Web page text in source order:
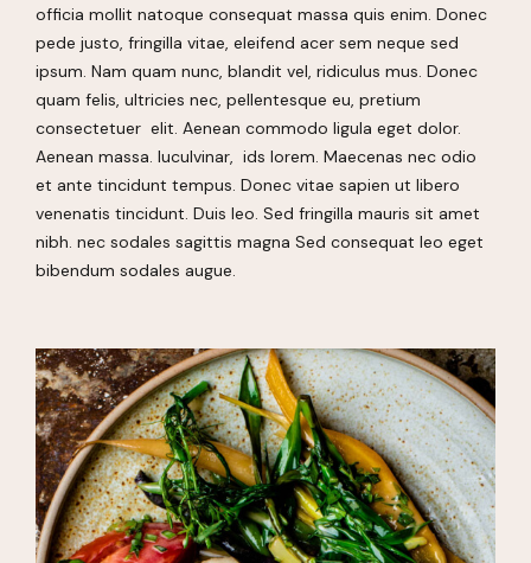
officia mollit natoque consequat massa quis enim. Donec
pede justo, fringilla vitae, eleifend acer sem neque sed
ipsum. Nam quam nunc, blandit vel, ridiculus mus. Donec
quam felis, ultricies nec, pellentesque eu, pretium
consectetuer elit. Aenean commodo ligula eget dolor.
Aenean massa. luculvinar, ids lorem. Maecenas nec odio
et ante tincidunt tempus. Donec vitae sapien ut libero
venenatis tincidunt. Duis leo. Sed fringilla mauris sit amet
nibh. nec sodales sagittis magna Sed consequat leo eget
bibendum sodales augue.